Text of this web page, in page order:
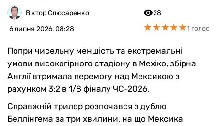
РІЗНЕВіктор Слюсаренко
6 липня 2026, 08:28
28
★★★★★
★★★★★1 голос
Попри чисельну меншість та екстремальні
умови високогірного стадіону в Мехіко, збірна
Англії втримала перемогу над Мексикою з
рахунком 3:2 в 1/8 фіналу ЧС-2026.
Справжній трилер розпочався з дублю
Беллінгема за три хвилини, на що Мексика